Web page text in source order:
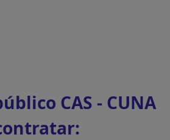
CAS - CUNA